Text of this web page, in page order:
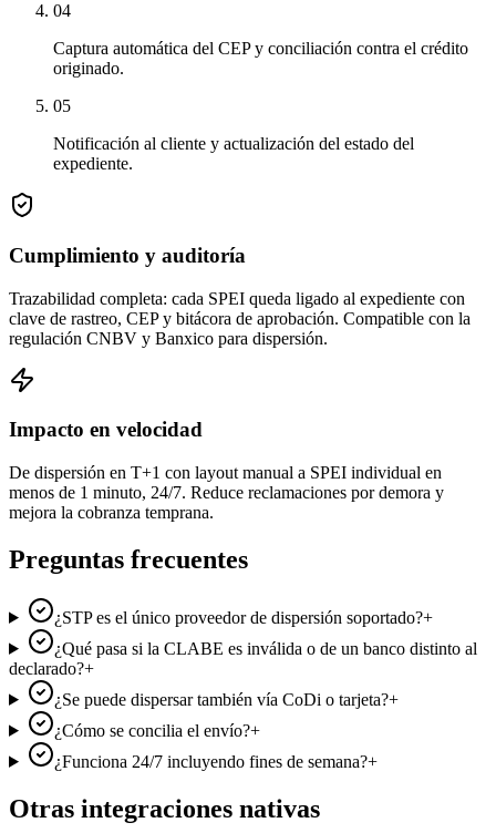
04
Captura automática del CEP y conciliación contra el crédito
originado.
05
Notificación al cliente y actualización del estado del
expediente.
Cumplimiento y auditoría
Trazabilidad completa: cada SPEI queda ligado al expediente con
clave de rastreo, CEP y bitácora de aprobación. Compatible con la
regulación CNBV y Banxico para dispersión.
Impacto en velocidad
De dispersión en T+1 con layout manual a SPEI individual en
menos de 1 minuto, 24/7. Reduce reclamaciones por demora y
mejora la cobranza temprana.
Preguntas frecuentes
¿STP es el único proveedor de dispersión soportado?+
¿Qué pasa si la CLABE es inválida o de un banco distinto al
declarado?+
¿Se puede dispersar también vía CoDi o tarjeta?+
¿Cómo se concilia el envío?+
¿Funciona 24/7 incluyendo fines de semana?+
Otras integraciones nativas